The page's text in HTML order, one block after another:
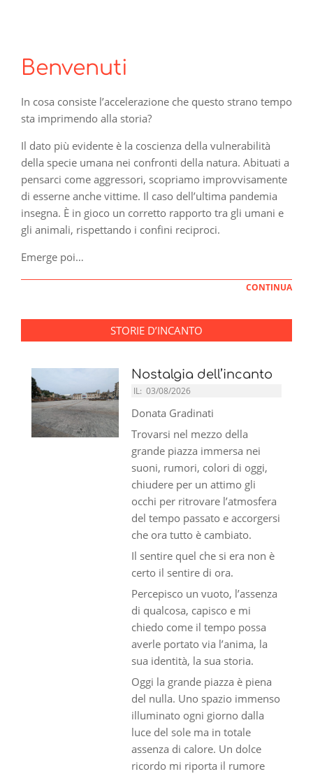
Benvenuti
In cosa consiste l’accelerazione che questo strano tempo
sta imprimendo alla storia?
Il dato più evidente è la coscienza della vulnerabilità
della specie umana nei confronti della natura. Abituati a
pensarci come aggressori, scopriamo improvvisamente
di esserne anche vittime. Il caso dell’ultima pandemia
insegna. È in gioco un corretto rapporto tra gli umani e
gli animali, rispettando i confini reciproci.
Emerge poi…
CONTINUA
STORIE D’INCANTO
Nostalgia dell’incanto
IL: 03/08/2026
Donata Gradinati
Trovarsi nel mezzo della
grande piazza immersa nei
suoni, rumori, colori di oggi,
chiudere per un attimo gli
occhi per ritrovare l’atmosfera
del tempo passato e accorgersi
che ora tutto è cambiato.
Il sentire quel che si era non è
certo il sentire di ora.
Percepisco un vuoto, l’assenza
di qualcosa, capisco e mi
chiedo come il tempo possa
averle portato via l’anima, la
sua identità, la sua storia.
Oggi la grande piazza è piena
del nulla. Uno spazio immenso
illuminato ogni giorno dalla
luce del sole ma in totale
assenza di calore. Un dolce
ricordo mi riporta il rumore